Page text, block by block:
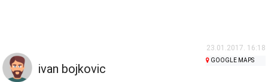
webcams 23.01.2017. 16:18
ivan bojkovic
GOOGLE MAPS